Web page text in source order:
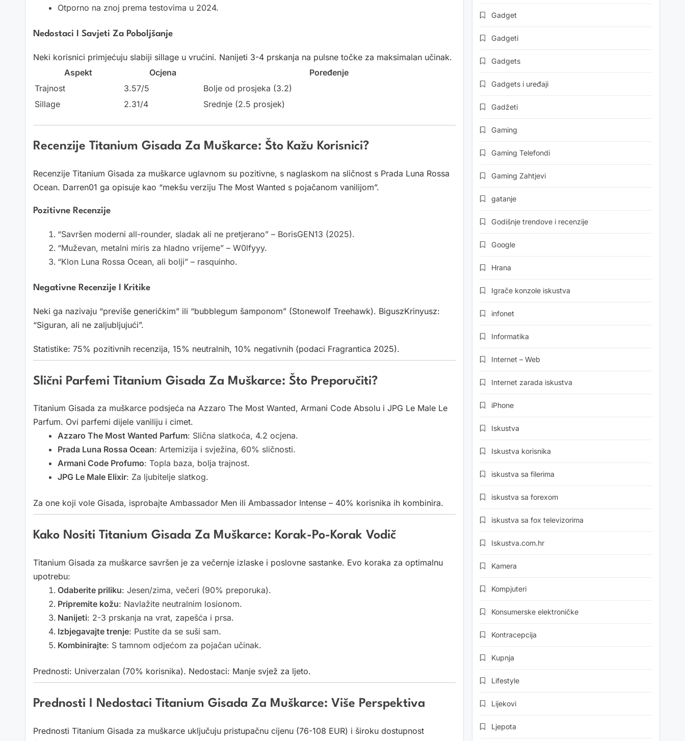
Otporno na znoj prema testovima u 2024.
Nedostaci I Savjeti Za Poboljšanje
Neki korisnici primjećuju slabiji sillage u vrućini. Nanijeti 3-4 prskanja na pulsne točke za maksimalan učinak.
Aspekt
Ocjena
Poređenje
Trajnost
3.57/5
Bolje od prosjeka (3.2)
Sillage
2.31/4 Srednje (2.5 prosjek)
Recenzije Titanium Gisada Za Muškarce: Što Kažu Korisnici?
Recenzije Titanium Gisada za muškarce uglavnom su pozitivne, s naglaskom na sličnost s Prada Luna Rossa
Ocean. Darren01 ga opisuje kao “mekšu verziju The Most Wanted s pojačanom vanilijom”.
Pozitivne Recenzije
“Savršen moderni all-rounder, sladak ali ne pretjerano” – BorisGEN13 (2025).
“Muževan, metalni miris za hladno vrijeme” – W0lfyyy.
“Klon Luna Rossa Ocean, ali bolji” – rasquinho.
Negativne Recenzije I Kritike
Neki ga nazivaju “previše generičkim” ili “bubblegum šamponom” (Stonewolf Treehawk). BiguszKrinyusz:
“Siguran, ali ne zaljubljujući”.
Statistike: 75% pozitivnih recenzija, 15% neutralnih, 10% negativnih (podaci Fragrantica 2025).
Slični Parfemi Titanium Gisada Za Muškarce: Što Preporučiti?
Titanium Gisada za muškarce podsjeća na Azzaro The Most Wanted, Armani Code Absolu i JPG Le Male Le
Parfum. Ovi parfemi dijele vaniliju i cimet.
Azzaro The Most Wanted Parfum: Slična slatkoća, 4.2 ocjena.
Prada Luna Rossa Ocean: Artemizija i svježina, 60% sličnosti.
Armani Code Profumo: Topla baza, bolja trajnost.
JPG Le Male Elixir: Za ljubitelje slatkog.
Za one koji vole Gisada, isprobajte Ambassador Men ili Ambassador Intense – 40% korisnika ih kombinira.
Kako Nositi Titanium Gisada Za Muškarce: Korak-Po-Korak Vodič
Titanium Gisada za muškarce savršen je za večernje izlaske i poslovne sastanke. Evo koraka za optimalnu
upotrebu:
Odaberite priliku: Jesen/zima, večeri (90% preporuka).
Pripremite kožu: Navlažite neutralnim losionom.
Nanijeti: 2-3 prskanja na vrat, zapešća i prsa.
Izbjegavajte trenje: Pustite da se suši sam.
Kombinirajte: S tamnom odjećom za pojačan učinak.
Prednosti: Univerzalan (70% korisnika). Nedostaci: Manje svjež za ljeto.
Prednosti I Nedostaci Titanium Gisada Za Muškarce: Više Perspektiva
Prednosti Titanium Gisada za muškarce uključuju pristupačnu cijenu (76-108 EUR) i široku dostupnost
Gadget
Gadgeti
Gadgets
Gadgets i uređaji
Gadžeti
Gaming
Gaming Telefondi
Gaming Zahtjevi
gatanje
Godišnje trendove i recenzije
Google
Hrana
Igrače konzole iskustva
infonet
Informatika
Internet – Web
Internet zarada iskustva
iPhone
Iskustva
Iskustva korisnika
iskustva sa filerima
iskustva sa forexom
iskustva sa fox televizorima
Iskustva.com.hr
Kamera
Kompjuteri
Konsumerske elektroničke
Kontracepcija
Kupnja
Lifestyle
Lijekovi
Ljepota